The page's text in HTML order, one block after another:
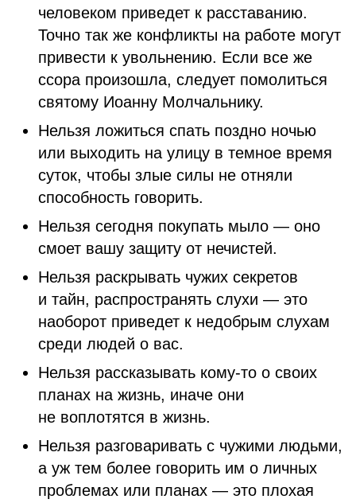
человеком приведет к расставанию.
Точно так же конфликты на работе могут
привести к увольнению. Если все же
ссора произошла, следует помолиться
святому Иоанну Молчальнику.
Нельзя ложиться спать поздно ночью
или выходить на улицу в темное время
суток, чтобы злые силы не отняли
способность говорить.
Нельзя сегодня покупать мыло — оно
смоет вашу защиту от нечистей.
Нельзя раскрывать чужих секретов
и тайн, распространять слухи — это
наоборот приведет к недобрым слухам
среди людей о вас.
Нельзя рассказывать кому-то о своих
планах на жизнь, иначе они
не воплотятся в жизнь.
Нельзя разговаривать с чужими людьми,
а уж тем более говорить им о личных
проблемах или планах — это плохая